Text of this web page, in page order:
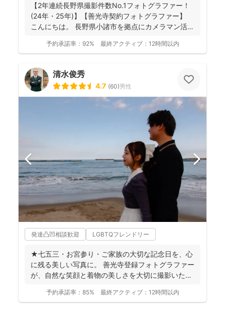
【2年連続長野県撮影件数No.1フォトグラファー！
(24年・25年)】【善光寺契約フォトグラファー】
こんにちは。 長野県小諸市を拠点にカメラマン活
予約承諾率： 92% 最終アクティブ： 12時間以内
清水俊秀
4.7 (60)男性
発達凸凹相談歓迎 LGBTQフレンドリー
★七五三・お宮参り・ご家族の大切な記念日を、心
に残る美しい写真に。 善光寺登録フォトグラファー
が、自然な笑顔と着物の美しさを大切に撮影いたし
予約承諾率： 85% 最終アクティブ： 12時間以内